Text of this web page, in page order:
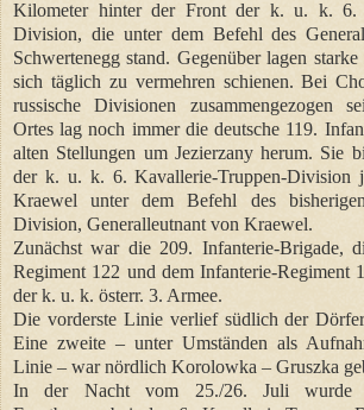
Kilometer hinter der Front der k. u. k. 6.
Division, die unter dem Befehl des
Schwertenegg stand. Gegenüber lagen
sich täglich zu vermehren schienen. Bei
russische Divisionen zusammengezogen
Ortes lag noch immer die deutsche 119.
alten Stellungen um Jezierzany herum. Sie
der k. u. k. 6. Kavallerie-Truppen-Division
Kraewel unter dem Befehl des
Division, Generalleutnant von Kraewel.
Zunächst war die 209. Infanterie-Brigade,
Regiment 122 und dem Infanterie-Regiment
der k. u. k. österr. 3. Armee.
Die vorderste Linie verlief südlich der
Eine zweite – unter Umständen als
Linie – war nördlich Korolowka – Gruszka
In der Nacht vom 25./26. Juli wurde